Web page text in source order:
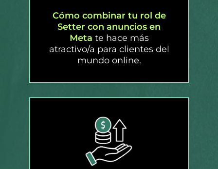
Cómo combinar tu rol de
Setter con anuncios en
Meta te hace más
atractivo/a para clientes del
mundo online.